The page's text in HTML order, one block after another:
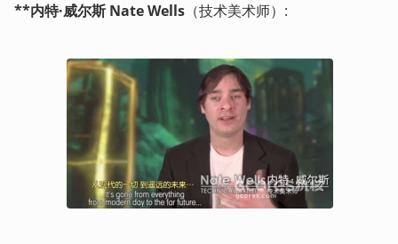
**内特·威尔斯 Nate Wells （技术美术师）: